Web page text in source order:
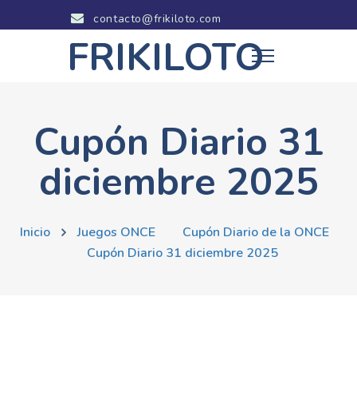
contacto@frikiloto.com
FRIKILOTO
Cupón Diario 31
diciembre 2025
Inicio Juegos ONCE
Cupón Diario de la ONCE
Cupón Diario 31 diciembre 2025